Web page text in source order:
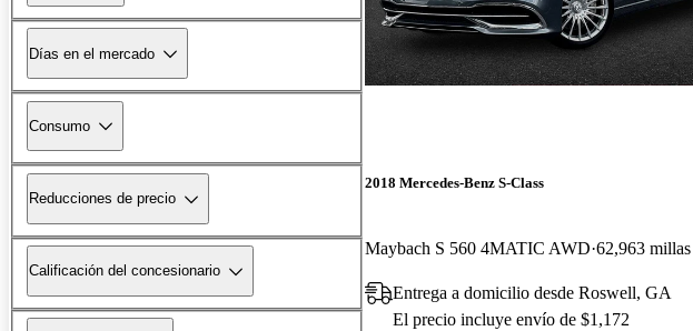
Días en el mercado
Consumo
Reducciones de precio
Calificación del concesionario
2018 Mercedes-Benz S-Class
Maybach S 560 4MATIC AWD 62,963 millas
Entrega a domicilio desde Roswell, GA
El precio incluye envío de $1,172